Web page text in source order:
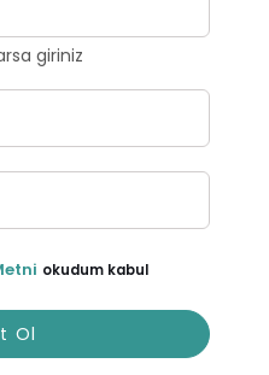
giriniz
okudum kabul
Ol